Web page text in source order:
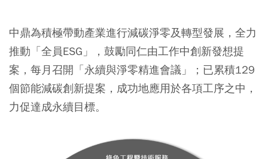
中鼎為積極帶動產業進行減碳淨零及轉型發展，全力
推動「全員ESG」，鼓勵同仁由工作中創新發想提
案，每月召開「永續與淨零精進會議」；已累積129
個節能減碳創新提案，成功地應用於各項工序之中，
力促達成永續目標。